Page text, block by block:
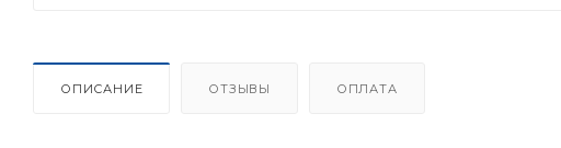
ОПИСАНИЕ ОТЗЫВЫ ОПЛАТА